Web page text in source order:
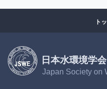
ト
日本水環境学
Japan Society on